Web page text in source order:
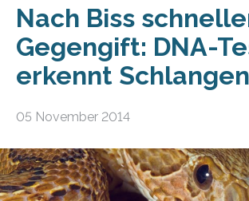
Nach Biss
Gegengift: DNA-
erkennt
05 November 2014